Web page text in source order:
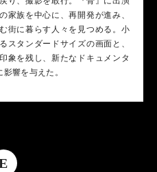
家族を中心に、再開発が進み、
街に暮らす人々を見つめる。小
スタンダードサイズの画面と、
象を残し、新たなドキュメンタ
響を与えた。